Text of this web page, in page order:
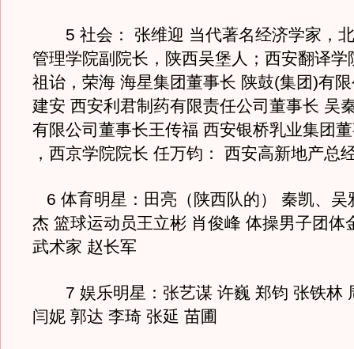
5 社会： 张维迎 当代著名经济学家，
管理学院副院长，陕西吴堡人；西安翻译
祖诒，荣海 海星集团董事长 陕鼓(集团)有
建安 西安利君制药有限责任公司董事长 吴
有限公司董事长王传福 西安银桥乳业集团
，西京学院院长 任万钧： 西安高新地
6 体育明星：田亮（陕西队的） 秦凯、吴
杰 篮球运动员王立彬 肖俊峰 体操男子团体
武术家 赵长军
7 娱乐明星：张艺谋 许巍 郑钧 张铁林
闫妮 郭达 李琦 张延 苗圃